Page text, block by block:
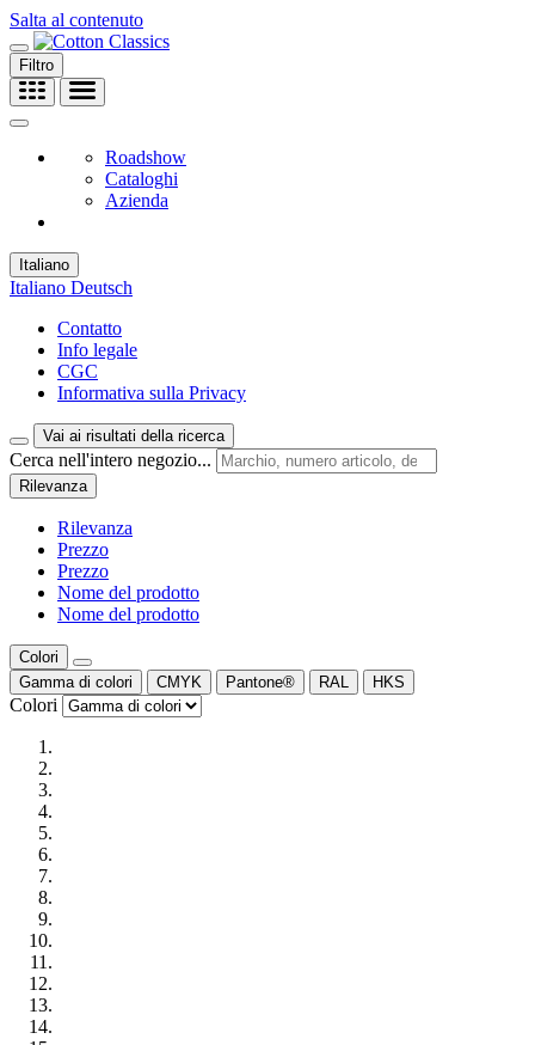
Salta al contenuto
Filtro
Roadshow
Cataloghi
Azienda
Italiano
Italiano Deutsch
Contatto
Info legale
CGC
Informativa sulla Privacy
Vai ai risultati della ricerca
Cerca nell'intero negozio...
Rilevanza
Rilevanza
Prezzo
Prezzo
Nome del prodotto
Nome del prodotto
Colori
Gamma di colori
CMYK Pantone® RAL HKS
Colori